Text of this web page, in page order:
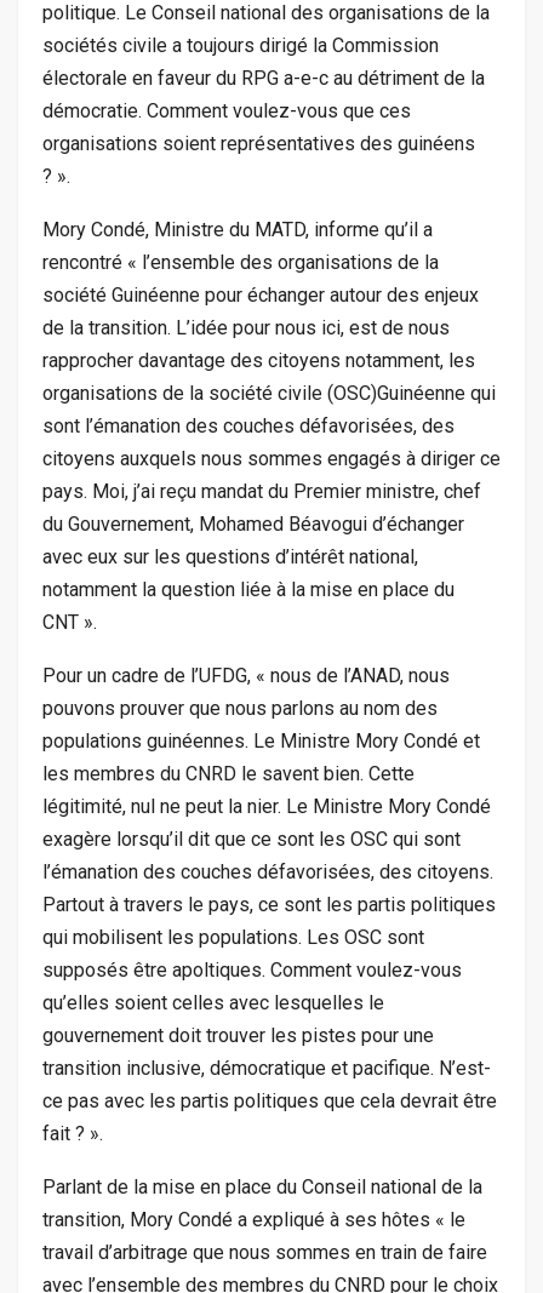
politique. Le Conseil national des organisations de la
sociétés civile a toujours dirigé la Commission
électorale en faveur du RPG a-e-c au détriment de la
démocratie. Comment voulez-vous que ces
organisations soient représentatives des guinéens
? ».
Mory Condé, Ministre du MATD, informe qu’il a
rencontré « l’ensemble des organisations de la
société Guinéenne pour échanger autour des enjeux
de la transition. L’idée pour nous ici, est de nous
rapprocher davantage des citoyens notamment, les
organisations de la société civile (OSC)Guinéenne qui
sont l’émanation des couches défavorisées, des
citoyens auxquels nous sommes engagés à diriger ce
pays. Moi, j’ai reçu mandat du Premier ministre, chef
du Gouvernement, Mohamed Béavogui d’échanger
avec eux sur les questions d’intérêt national,
notamment la question liée à la mise en place du
CNT ».
Pour un cadre de l’UFDG, « nous de l’ANAD, nous
pouvons prouver que nous parlons au nom des
populations guinéennes. Le Ministre Mory Condé et
les membres du CNRD le savent bien. Cette
légitimité, nul ne peut la nier. Le Ministre Mory Condé
exagère lorsqu’il dit que ce sont les OSC qui sont
l’émanation des couches défavorisées, des citoyens.
Partout à travers le pays, ce sont les partis politiques
qui mobilisent les populations. Les OSC sont
supposés être apoltiques. Comment voulez-vous
qu’elles soient celles avec lesquelles le
gouvernement doit trouver les pistes pour une
transition inclusive, démocratique et pacifique. N’est-
ce pas avec les partis politiques que cela devrait être
fait ? ».
Parlant de la mise en place du Conseil national de la
transition, Mory Condé a expliqué à ses hôtes « le
travail d’arbitrage que nous sommes en train de faire
avec l’ensemble des membres du CNRD pour le choix